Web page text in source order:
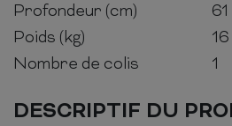
Profondeur (cm)
61
Poids (kg)
16
Nombre de colis
1
DESCRIPTIF DU